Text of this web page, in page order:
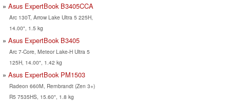
Asus ExpertBook B3405CCA
Arc 130T, Arrow Lake Ultra 5 225H,
14.00", 1.5 kg
Asus ExpertBook B3405
Arc 7-Core, Meteor Lake-H Ultra 5
125H, 14.00", 1.42 kg
Asus ExpertBook PM1503
Radeon 660M, Rembrandt (Zen 3+)
R5 7535HS, 15.60", 1.8 kg